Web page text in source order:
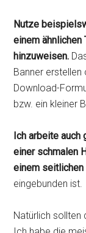
Nutze
einem ähnlichen
hinzuweisen.
Banner
Download-
bzw. ein kleiner
Ich arbeite
einer schmalen
einem seitlichen
eingebunden ist.
Natürlich sollten